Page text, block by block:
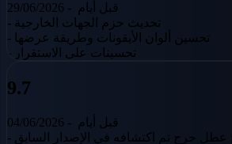
29/06/2026 - قبل أيام
- تحديث حزم الجهات الخارجية
- تحسين ألوان الأيقونات وطريقة عرضها
- تحسينات على الاستقرار
9.7
04/06/2026 - قبل أيام
عطل حرج تم اكتشافه في الإصدار السابق